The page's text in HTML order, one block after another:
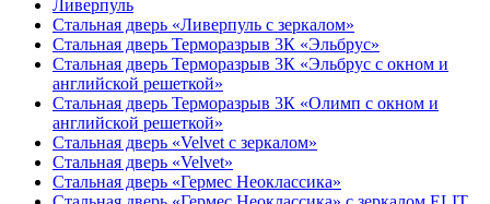
Ливерпуль
Стальная дверь «Ливерпуль с зеркалом»
Стальная дверь Терморазрыв 3К «Эльбрус»
Стальная дверь Терморазрыв 3К «Эльбрус с окном и
английской решеткой»
Стальная дверь Терморазрыв 3К «Олимп с окном и
английской решеткой»
Стальная дверь «Velvet с зеркалом»
Стальная дверь «Velvet»
Стальная дверь «Гермес Неоклассика»